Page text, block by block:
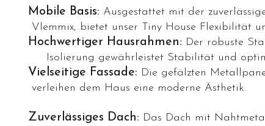
Mobile Basis: Ausgestattet mit der
Vlemmix, bietet unser Tiny House Flexibilität
Hochwertiger Hausrahmen: Der
Isolierung gewährleistet Stabilität und
Vielseitige Fassade: Die gefälzten
verleihen dem Haus eine moderne Ästhetik.
Zuverlässiges Dach: Das Dach mit